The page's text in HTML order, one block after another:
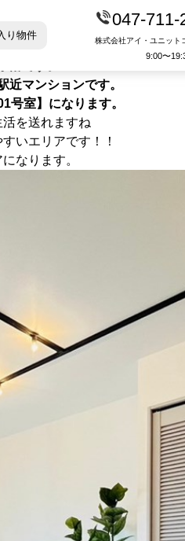
り物件
047-711-
株式会社アイ・ユニット
9:00〜
近マンションです。
号室】になります。
を送れますね
いエリアです！！
なります。